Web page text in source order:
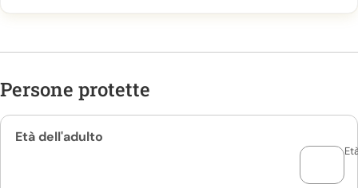
Persone protette
Età dell'adulto